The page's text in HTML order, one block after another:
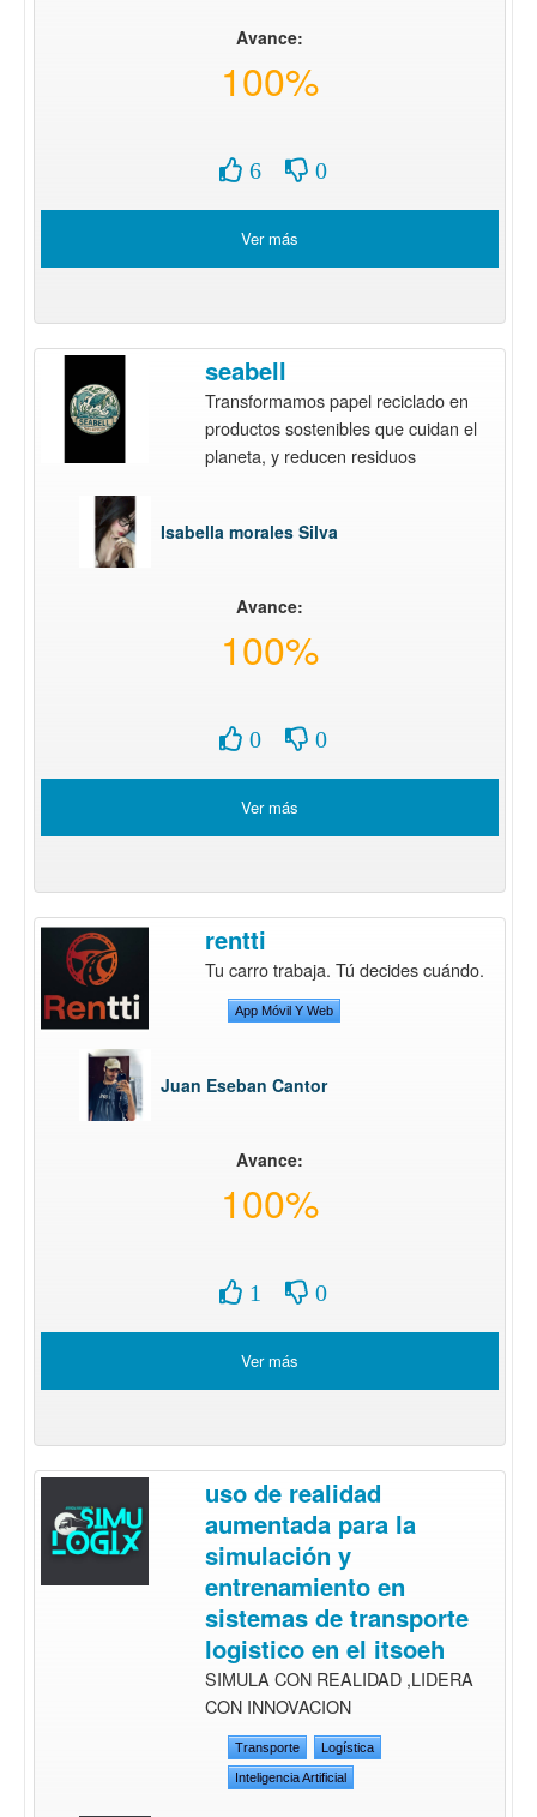
Avance:
100%
6 0
Ver más
seabell
Transformamos papel reciclado en
productos sostenibles que cuidan el
planeta, y reducen residuos
Isabella morales Silva
Avance:
100%
0 0
Ver más
rentti
Tu carro trabaja. Tú decides cuándo.
App Móvil Y Web
Juan Eseban Cantor
Avance:
100%
1 0
Ver más
uso de realidad
aumentada para la
simulación y
entrenamiento en
sistemas de transporte
logistico en el itsoeh
SIMULA CON REALIDAD ,LIDERA
CON INNOVACION
Transporte Logística
Inteligencia Artificial